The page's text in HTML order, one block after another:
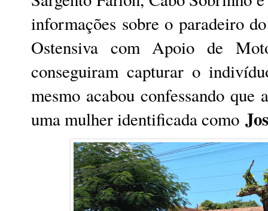
informações sobre o paradeiro
Ostensiva com Apoio de
conseguiram capturar o
mesmo acabou confessando
uma mulher identificada como